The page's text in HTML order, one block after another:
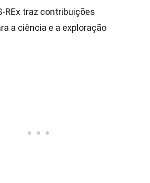
REx traz contribuições
a ciência e a exploração